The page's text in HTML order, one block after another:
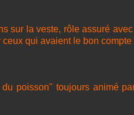
sur la veste, rôle assuré
qui avaient le bon compte
poisson" toujours animé